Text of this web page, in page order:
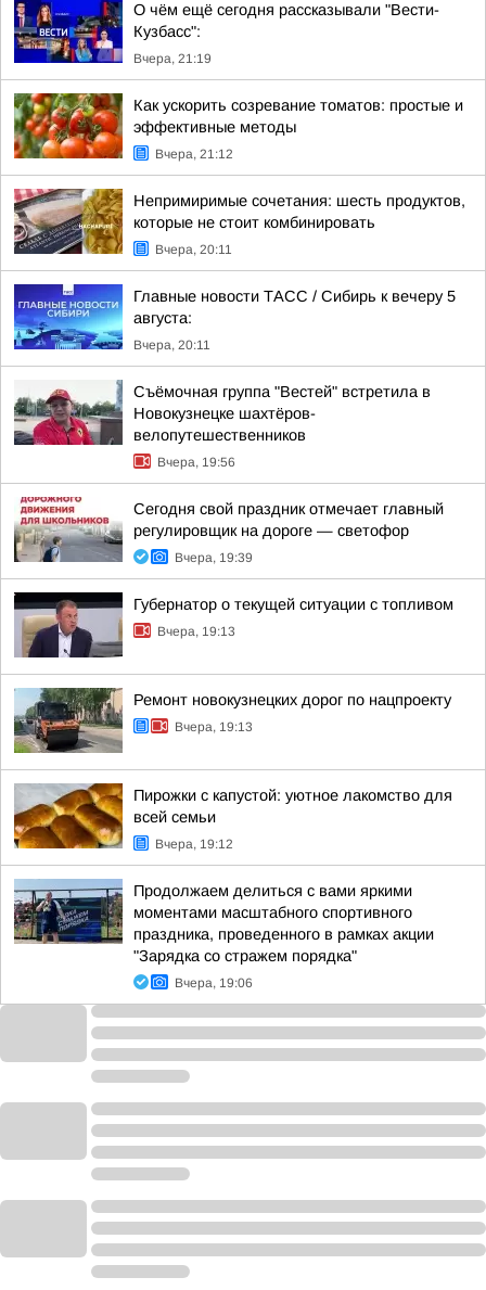
О чём ещё сегодня рассказывали "Вести-
Кузбасс":
Вчера, 21:19
Как ускорить созревание томатов: простые и
эффективные методы
Вчера, 21:12
Непримиримые сочетания: шесть продуктов,
которые не стоит комбинировать
Вчера, 20:11
Главные новости ТАСС / Сибирь к вечеру 5
августа:
Вчера, 20:11
Съёмочная группа "Вестей" встретила в
Новокузнецке шахтёров-
велопутешественников
Вчера, 19:56
Сегодня свой праздник отмечает главный
регулировщик на дороге — светофор
Вчера, 19:39
Губернатор о текущей ситуации с топливом
Вчера, 19:13
Ремонт новокузнецких дорог по нацпроекту
Вчера, 19:13
Пирожки с капустой: уютное лакомство для
всей семьи
Вчера, 19:12
Продолжаем делиться с вами яркими
моментами масштабного спортивного
праздника, проведенного в рамках акции
"Зарядка со стражем порядка"
Вчера, 19:06